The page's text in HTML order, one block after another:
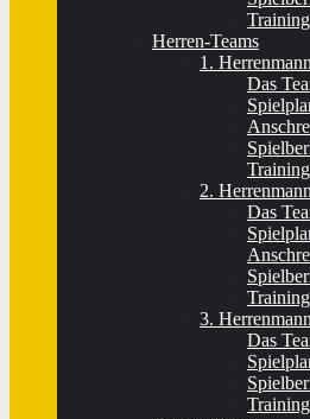
Herren-Teams
1.
Das
2.
Das
3.
Das